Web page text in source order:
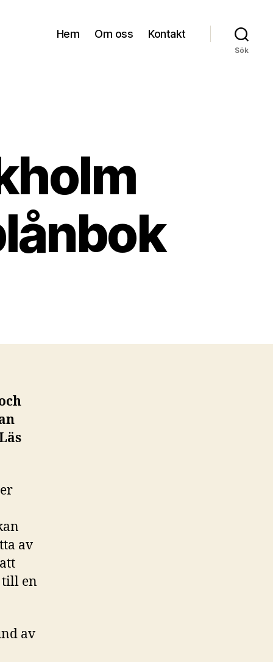
Hem Om oss Kontakt
Sök
av
till en
av